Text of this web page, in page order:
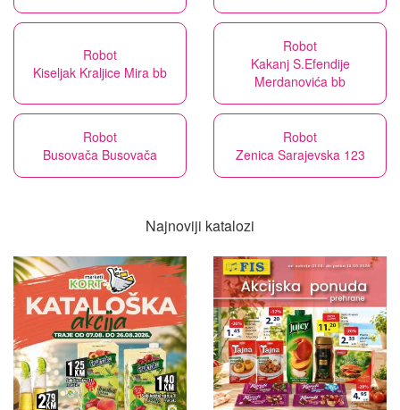
Robot
Kiseljak Kraljice Mira bb
Robot
Kakanj S.Efendije
Merdanovića bb
Robot
Busovača Busovača
Robot
Zenica Sarajevska 123
Najnoviji katalozi